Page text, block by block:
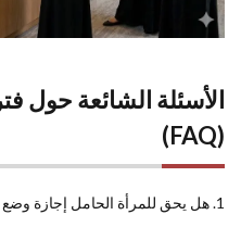
الأسئلة الشائعة حول
(FAQ)
1. هل يحق للمرأة الحامل إجازة وضع إذا كانت في فترة التجربة؟